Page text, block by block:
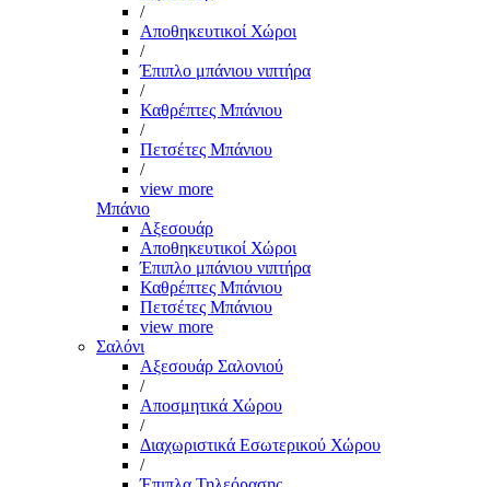
/
Αποθηκευτικοί Χώροι
/
Έπιπλο μπάνιου νιπτήρα
/
Καθρέπτες Μπάνιου
/
Πετσέτες Μπάνιου
/
view more
Μπάνιο
Αξεσουάρ
Αποθηκευτικοί Χώροι
Έπιπλο μπάνιου νιπτήρα
Καθρέπτες Μπάνιου
Πετσέτες Μπάνιου
view more
Σαλόνι
Αξεσουάρ Σαλονιού
/
Αποσμητικά Χώρου
/
Διαχωριστικά Εσωτερικού Χώρου
/